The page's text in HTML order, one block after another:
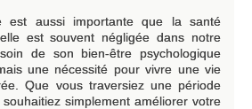
est aussi importante que la santé
est souvent négligée dans notre
de son bien-être psychologique
une nécessité pour vivre une vie
Que vous traversiez une période
simplement améliorer votre